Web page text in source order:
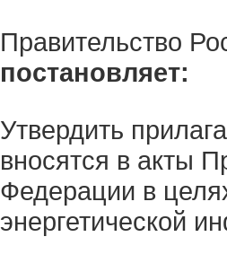
Правительство
постановляет:
Утвердить
вносятся в акты
Федерации в
энергетической